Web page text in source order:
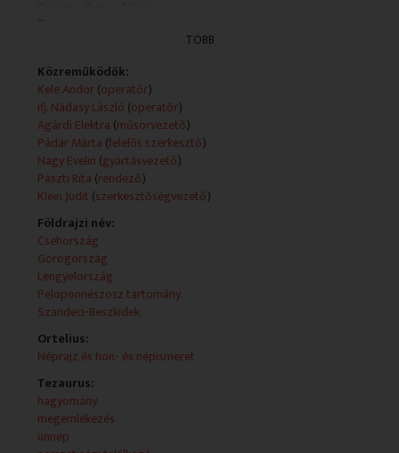
NYILATKOZÓ: Prof. Hriszto Trendafilov; Tanev Dimiter,
elnök, Magyarországi Bolgárok Egyesülete
- Pondoszi regék 2. rész (Kremsia és a Meszovuno
története)
MEGSZÓLALÓ: Pavlos Parastatidis
- 5. Ruszin Nemzeti Kulturális Fesztivál, Krynica,
Lengyelország
NYILATKOZÓ: Andrej Kopcsa, főszervező, Ruszin
Nemzeti Kulturális Fesztivál
- Lengyel házaspár Csepelen: Minden Katowicében
kezdődött...
MEGSZÓLALÓ: Kölbl Gábor; Kölbl Jola
- Ukrán hírek
- Görög hírek
- Örmény hírek
- Lengyel hírek
- Ruszin hírek
- Postup - Ukrán zenakar fellépése Miskolcon Vigula
...
TÖBB
Közreműködők:
Kele Andor(operatőr)
ifj. Nádasy László (operatőr)
Agárdi Elektra (műsorvezető)
Pádár Márta (felelős szerkesztő)
Nagy Evelin (gyártásvezető)
Pászti Rita (rendező)
Klein Judit (szerkesztőségvezető)
Földrajzi név:
Csehország
Görögország
Lengyelország
Peloponnészosz tartomány
Szandeci-Beszkidek
Ortelius:
Néprajz és hon- és népismeret
Tezaurus:
hagyomány
megemlékezés
ünnep